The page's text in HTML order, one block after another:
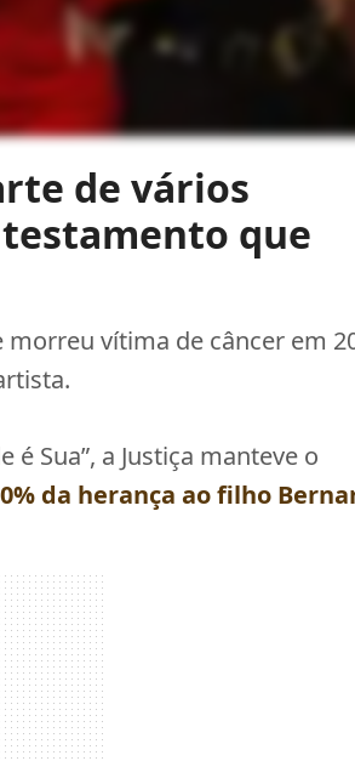
de vários
que
morreu vítima de câncer em
é Sua”, a Justiça manteve o
da herança ao filho